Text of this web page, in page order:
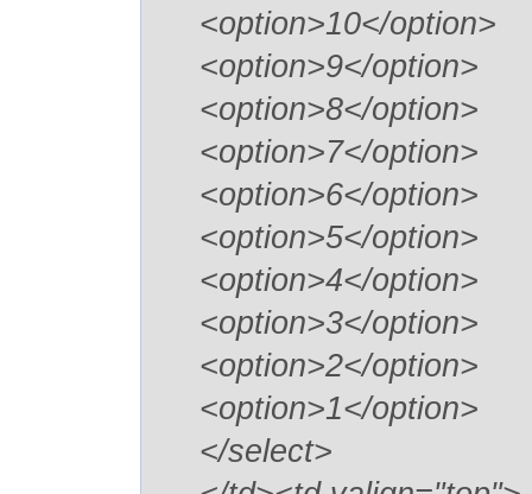
<option>10</option>
<option>9</option>
<option>8</option>
<option>7</option>
<option>6</option>
<option>5</option>
<option>4</option>
<option>3</option>
<option>2</option>
<option>1</option>
</select>